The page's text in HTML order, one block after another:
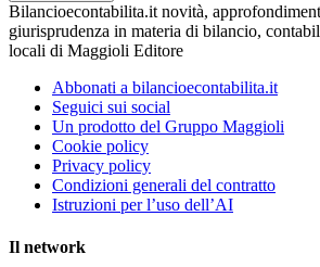
Bilancioecontabilita.it novità,
giurisprudenza in materia di bilancio,
locali di Maggioli Editore
Abbonati a bilancioecontabilita.it
Seguici sui social
Un prodotto del Gruppo Maggioli
Cookie policy
Privacy policy
Condizioni generali del contratto
Istruzioni per l’uso dell’AI
Il network